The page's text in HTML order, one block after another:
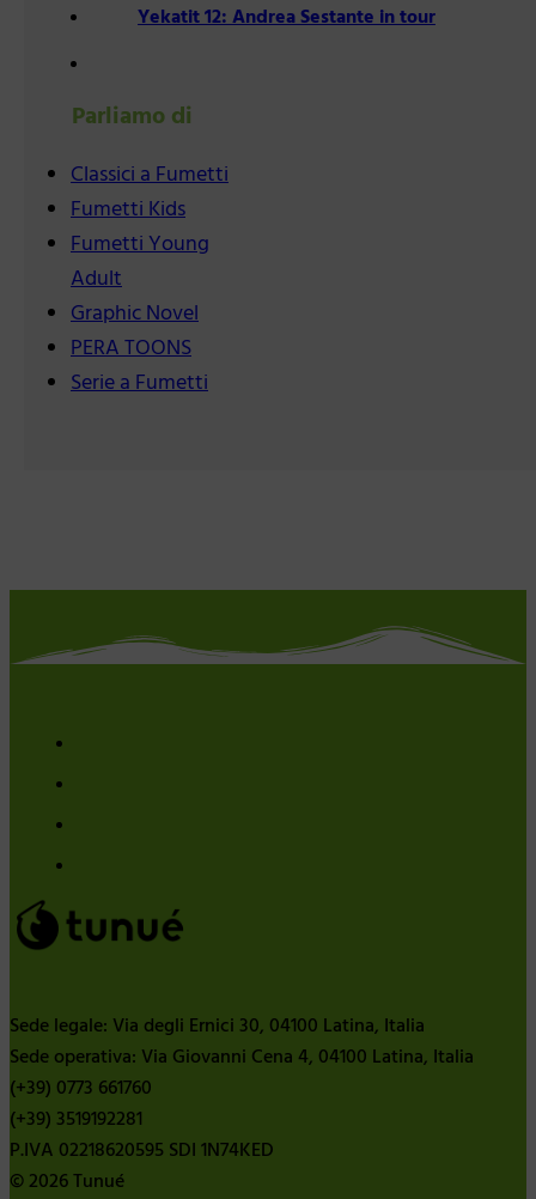
Yekatit 12: Andrea Sestante in tour
Parliamo di
Classici a Fumetti
Fumetti Kids
Fumetti Young
Adult
Graphic Novel
PERA TOONS
Serie a Fumetti
Sede legale: Via degli Ernici 30, 04100 Latina, Italia
Sede operativa: Via Giovanni Cena 4, 04100 Latina, Italia
(+39) 0773 661760
(+39) 3519192281
P.IVA 02218620595 SDI 1N74KED
© 2026 Tunué